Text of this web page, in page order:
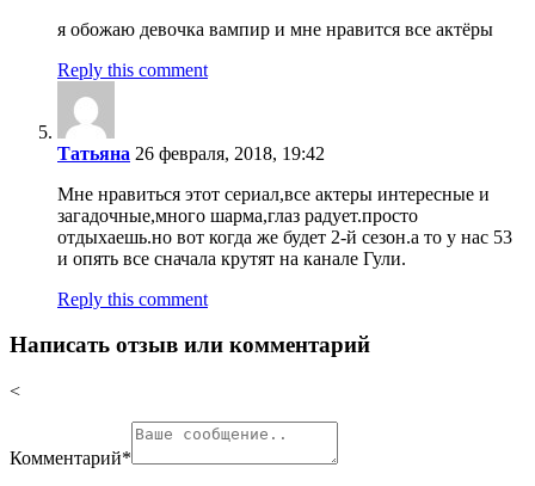
я обожаю девочка вампир и мне нравится все актёры
Reply this comment
Татьяна 26 февраля, 2018, 19:42
Мне нравиться этот сериал,все актеры интересные и
загадочные,много шарма,глаз радует.просто
отдыхаешь.но вот когда же будет 2-й сезон.а то у нас 53
и опять все сначала крутят на канале Гули.
Reply this comment
Написать отзыв или комментарий
<
Комментарий*